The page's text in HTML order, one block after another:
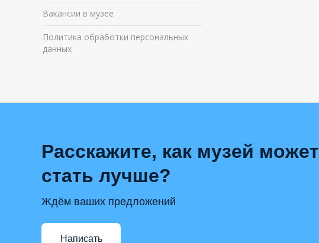
Вакансии в музее
Политика обработки персональных
данных
Расскажите, как музей может
стать лучше?
Ждём ваших предложений
Написать